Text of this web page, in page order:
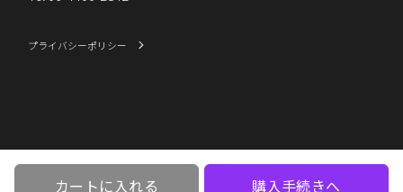
カートに入れる 購入手続きへ
プライバシーポリシー